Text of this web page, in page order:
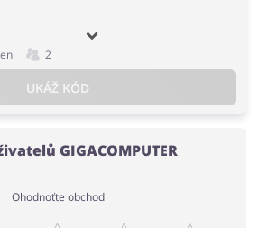
2
UKÁŽ KÓD
GIGACOMPUTER
Ohodnoťte obchod